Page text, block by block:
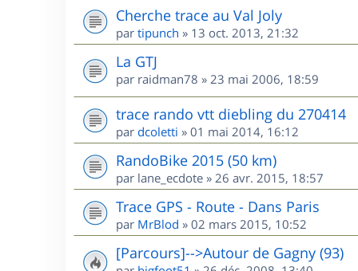
Cherche trace au Val Joly
par tipunch » 13 oct. 2013, 21:32
La GTJ
par raidman78 » 23 mai 2006, 18:59
trace rando vtt diebling du 270414
par dcoletti » 01 mai 2014, 16:12
RandoBike 2015 (50 km)
par lane_ecdote » 26 avr. 2015, 18:57
Trace GPS - Route - Dans Paris
par MrBlod » 02 mars 2015, 10:52
[Parcours]-->Autour de Gagny (93)